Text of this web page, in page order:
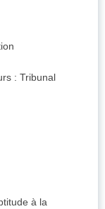
: Tribunal
à la